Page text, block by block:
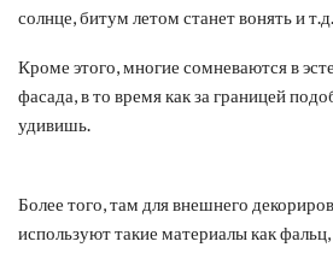
солнце, битум летом станет вонять и т.д.
Кроме этого, многие сомневаются в
фасада, в то время как за границей
удивишь.
Более того, там для внешнего
используют такие материалы как